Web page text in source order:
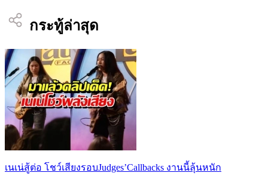
กระทู้ล่าสุด
เนเน่สู้ต่อ โชว์เสียงรอบJudges’Callbacks งานนี้ลุ้นหนัก